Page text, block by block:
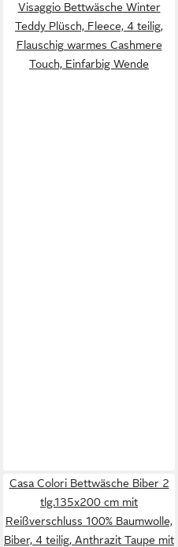
Visaggio Bettwäsche Winter
Teddy Plüsch, Fleece, 4 teilig,
Flauschig warmes Cashmere
Touch, Einfarbig Wende
Casa Colori Bettwäsche Biber 2
tlg.135x200 cm mit
Reißverschluss 100% Baumwolle,
Biber, 4 teilig, Anthrazit Taupe mit